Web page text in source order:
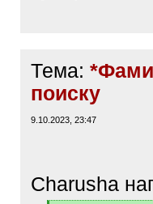
Тема:
поиску
9.10.2023, 23:47
Charusha